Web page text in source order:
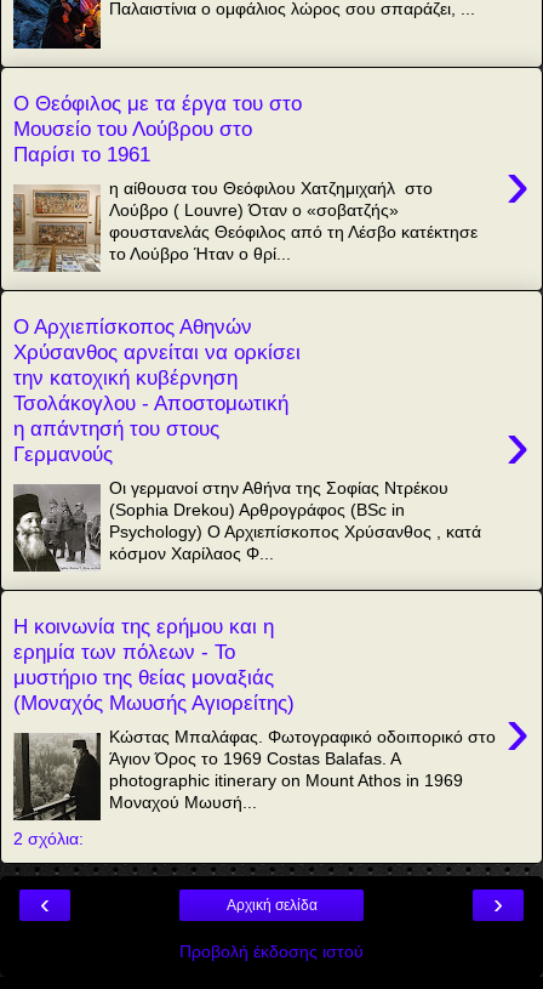
Παλαιστίνια ο ομφάλιος λώρος σου σπαράζει, ...
Ο Θεόφιλος με τα έργα του στο
Μουσείο του Λούβρου στο
Παρίσι το 1961
›
η αίθουσα του Θεόφιλου Χατζημιχαήλ στο
Λούβρο ( Louvre) Όταν ο «σοβατζής»
φουστανελάς Θεόφιλος από τη Λέσβο κατέκτησε
το Λούβρο Ήταν ο θρί...
Ο Αρχιεπίσκοπος Αθηνών
Χρύσανθος αρνείται να ορκίσει
την κατοχική κυβέρνηση
Τσολάκογλου - Αποστομωτική
η απάντησή του στους
Γερμανούς
›
Οι γερμανοί στην Αθήνα της Σοφίας Ντρέκου
(Sophia Drekou) Αρθρογράφος (BSc in
Psychology) Ο Αρχιεπίσκοπος Χρύσανθος , κατά
κόσμον Χαρίλαος Φ...
Η κοινωνία της ερήμου και η
ερημία των πόλεων - Το
μυστήριο της θείας μοναξιάς
(Μοναχός Μωυσής Αγιορείτης)
›
Κώστας Μπαλάφας. Φωτογραφικό οδοιπορικό στο
Άγιον Όρος το 1969 Costas Balafas. A
photographic itinerary on Mount Athos in 1969
Μοναχού Μωυσή...
2 σχόλια:
‹ ›
Αρχική σελίδα
Προβολή έκδοσης ιστού